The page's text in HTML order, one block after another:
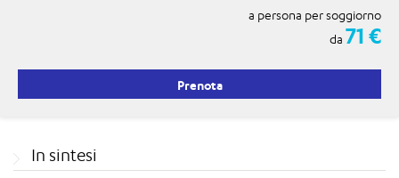
a persona per soggiorno
da 71 €
Prenota
In sintesi